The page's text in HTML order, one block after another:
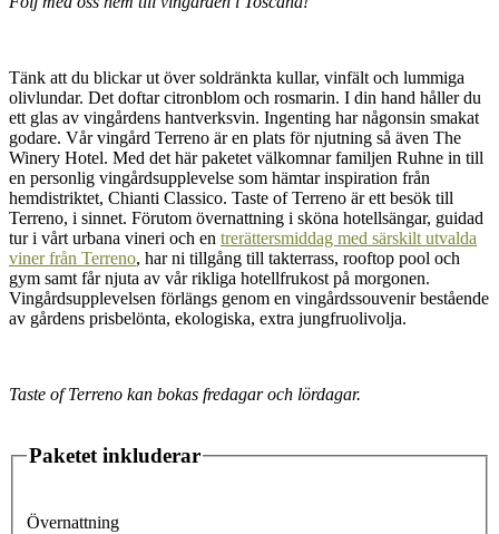
Tänk att du blickar ut över soldränkta kullar, vinfält och lummiga
olivlundar. Det doftar citronblom och rosmarin. I din hand håller du
ett glas av vingårdens hantverksvin. Ingenting har någonsin smakat
godare. Vår vingård Terreno är en plats för njutning så även The
Winery Hotel. Med det här paketet välkomnar familjen Ruhne in till
en personlig vingårdsupplevelse som hämtar inspiration från
hemdistriktet, Chianti Classico. Taste of Terreno är ett besök till
Terreno, i sinnet. Förutom övernattning i sköna hotellsängar, guidad
tur i vårt urbana vineri och en trerättersmiddag med särskilt utvalda
viner från Terreno, har ni tillgång till takterrass, rooftop pool och
gym samt får njuta av vår rikliga hotellfrukost på morgonen.
Vingårdsupplevelsen förlängs genom en vingårdssouvenir bestående
av gårdens prisbelönta, ekologiska, extra jungfruolivolja.
Taste of Terreno kan bokas fredagar och lördagar.
Paketet inkluderar
Övernattning